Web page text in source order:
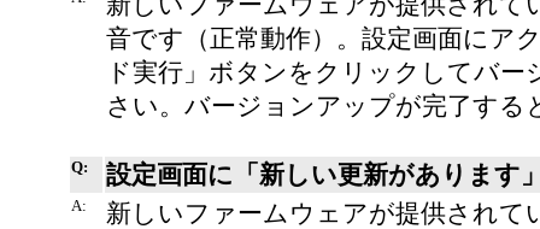
音です（正常動作）。設定画面にア
ド実行」ボタンをクリックしてバ
さい。バージョンアップが完了する
Q: 設定画面に「新しい更新があります
A:
新しいファームウェアが提供されて